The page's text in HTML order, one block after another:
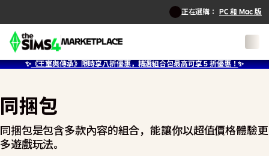
正在選購： PC 和 Mac 版
✨《王室與傳承》限時享八折優惠，精選組合包最高可享 5 折優惠！✨
同捆包
同捆包是包含多款內容的組合，能讓你以超值價格體驗更
多遊戲玩法。